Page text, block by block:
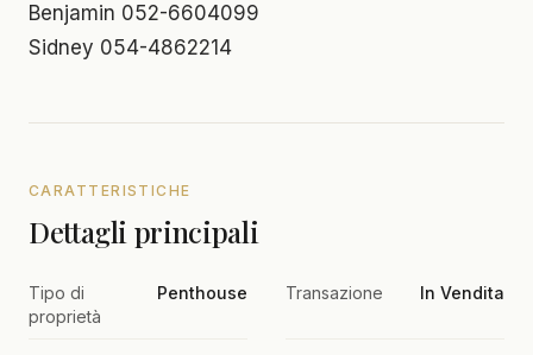
Benjamin 052-6604099
Sidney 054-4862214
CARATTERISTICHE
Dettagli principali
Tipo di
proprietà
Penthouse Transazione In Vendita